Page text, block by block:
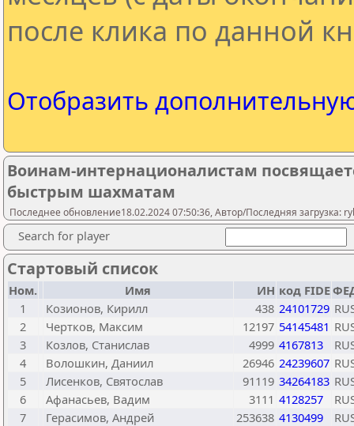
после клика по данной
Отобразить
Воинам-интернационалистам
быстрым шахматам
Последнее обновление18.02.2024 07:50:36, Автор/Последняя загрузка:
Search for player
Стартовый список
Ном. Имя ИН код FIDE
1
Козионов, Кирилл 438 24101729
2
Чертков, Максим 12197 54145481
3
Козлов, Станислав 4999 4167813
4
Волошкин, Даниил 26946 24239607
5
Лисенков, Святослав 91119 34264183
6
Афанасьев, Вадим 3111 4128257
7
Герасимов, Андрей 253638 4130499